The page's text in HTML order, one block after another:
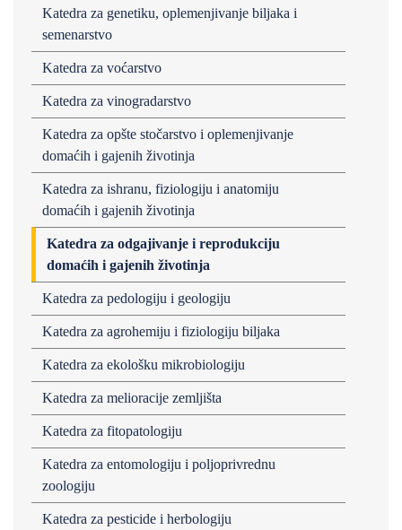
Katedra za genetiku, oplemenjivanje biljaka i
semenarstvo
Katedra za voćarstvo
Katedra za vinogradarstvo
Katedra za opšte stočarstvo i oplemenjivanje
domaćih i gajenih životinja
Katedra za ishranu, fiziologiju i anatomiju
domaćih i gajenih životinja
Katedra za odgajivanje i reprodukciju
domaćih i gajenih životinja
Katedra za pedologiju i geologiju
Katedra za agrohemiju i fiziologiju biljaka
Katedra za ekološku mikrobiologiju
Katedra za melioracije zemljišta
Katedra za fitopatologiju
Katedra za entomologiju i poljoprivrednu
zoologiju
Katedra za pesticide i herbologiju